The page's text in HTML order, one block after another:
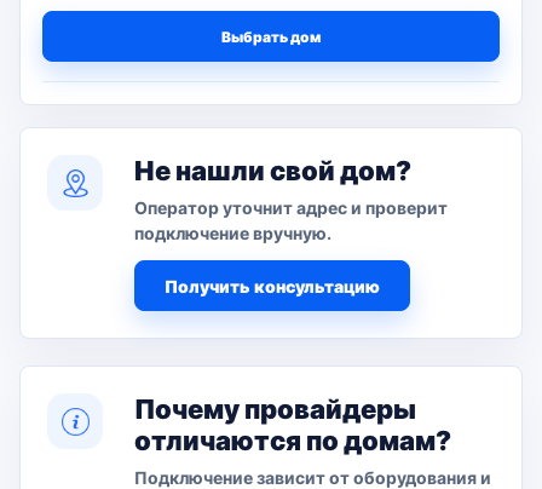
Выбрать дом
Не нашли свой дом?
Оператор уточнит адрес и проверит
подключение вручную.
Получить консультацию
Почему провайдеры
отличаются по домам?
Подключение зависит от оборудования и